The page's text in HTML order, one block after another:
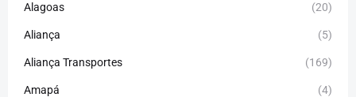
Alagoas (20)
Aliança (5)
Aliança Transportes (169)
Amapá (4)